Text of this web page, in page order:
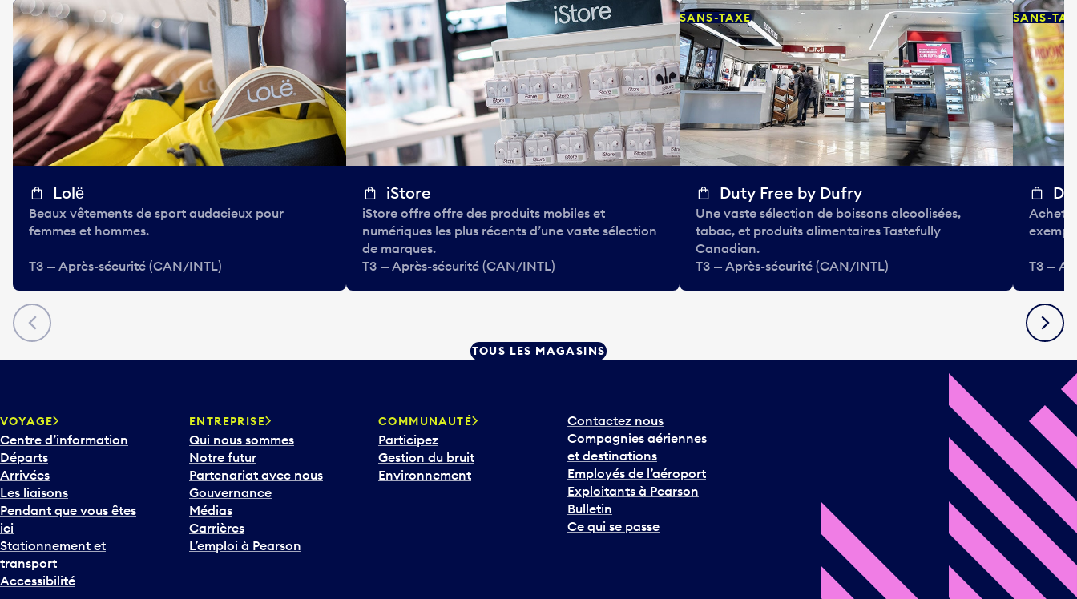
Précédent
Lolё
Beaux vêtements de sport audacieux pour
femmes et hommes.
T3 — Après-sécurité (CAN/INTL)
iStore
iStore offre offre des produits mobiles et
numériques les plus récents d’une vaste sélection
de marques.
T3 — Après-sécurité (CAN/INTL)
SANS-TAXE
Duty Free by Dufry
Une vaste sélection de boissons alcoolisées,
tabac, et produits alimentaires Tastefully
Canadian.
T3 — Après-sécurité (CAN/INTL)
SANS-
T3 —
TOUS LES MAGASINS
VOYAGE
Centre d’information
Départs
Arrivées
Les liaisons
Pendant que vous êtes
ici
Stationnement et
transport
Accessibilité
ENTREPRISE
Qui nous sommes
Notre futur
Partenariat avec nous
Gouvernance
Médias
Carrières
L’emploi à Pearson
COMMUNAUTÉ
Participez
Gestion du bruit
Environnement
Contactez nous
Compagnies aériennes
et destinations
Employés de l’aéroport
Exploitants à Pearson
Bulletin
Ce qui se passe